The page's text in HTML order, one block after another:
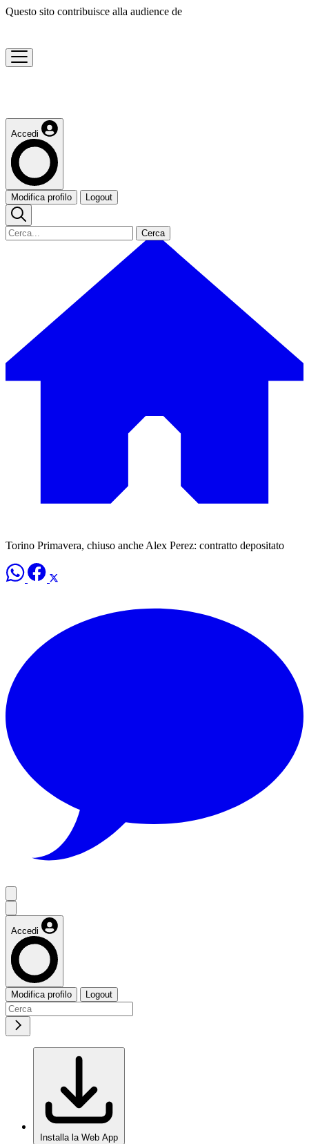
Questo sito contribuisce alla audience de
Accedi
Modifica profilo Logout
Cerca
Torino Primavera, chiuso anche Alex Perez: contratto depositato
Accedi
Modifica profilo Logout
Installa la Web App